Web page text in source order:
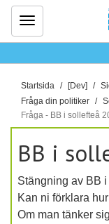
Meny
D
u
ä
h
r
:
Startsida [Dev]
Fråga din politiker
Fråga - BB i sollefteå
BB i
Stängning av BB
Kan ni förklara
Om man tänker